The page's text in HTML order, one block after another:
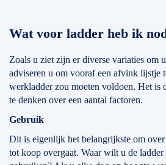
Wat voor ladder heb ik
Zoals u ziet zijn er diverse variaties om
adviseren u om vooraf een afvink lijstje
werkladder zou moeten voldoen. Het is
te denken over een aantal factoren.
Gebruik
Dit is eigenlijk het belangrijkste om
tot koop overgaat. Waar wilt u de ladder